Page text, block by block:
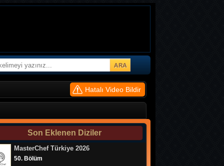
Hatalı Video Bildir
Son Eklenen Diziler
MasterChef Türkiye 2026
50. Bölüm
Kara Sevda 74. Bölüm
Kara Sevda 73. Bölüm